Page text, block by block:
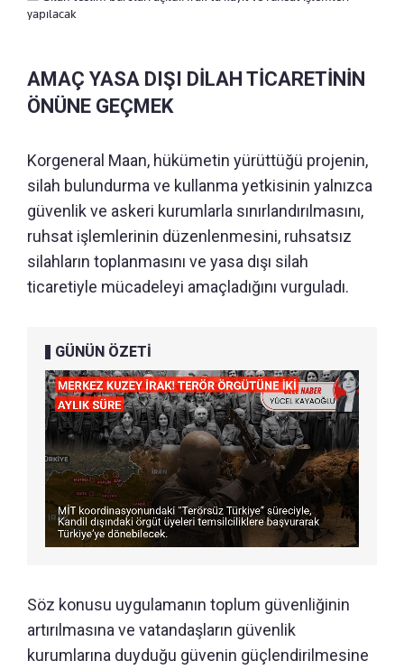
yapılacak
AMAÇ YASA DIŞI DİLAH TİCARETİNİN
ÖNÜNE GEÇMEK
Korgeneral Maan, hükümetin yürüttüğü projenin,
silah bulundurma ve kullanma yetkisinin yalnızca
güvenlik ve askeri kurumlarla sınırlandırılmasını,
ruhsat işlemlerinin düzenlenmesini, ruhsatsız
silahların toplanmasını ve yasa dışı silah
ticaretiyle mücadeleyi amaçladığını vurguladı.
GÜNÜN ÖZETİ
Söz konusu uygulamanın toplum güvenliğinin
artırılmasına ve vatandaşların güvenlik
kurumlarına duyduğu güvenin güçlendirilmesine